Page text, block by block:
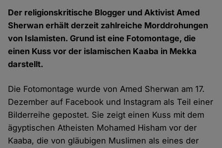
Der religionskritische Blogger und Aktivist Amed
Sherwan erhält derzeit zahlreiche Morddrohungen
von Islamisten. Grund ist eine Fotomontage, die
einen Kuss vor der islamischen Kaaba in Mekka
darstellt.
Die Fotomontage wurde von Amed Sherwan am 17.
Dezember auf Facebook und Instagram als Teil einer
Bilderreihe gepostet. Sie zeigt einen Kuss mit dem
ägyptischen Atheisten Mohamed Hisham vor der
Kaaba, die von gläubigen Muslimen als eines der